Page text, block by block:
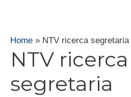
Home » NTV ricerca segretaria
NTV ricerca
segretaria